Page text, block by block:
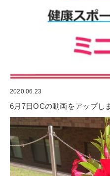
2020.06.23
6月7日OCの動画をアップし